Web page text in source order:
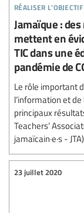
réaliser l’objectif
Jamaïque :
mettent en
TIC dans une
pandémie de
Le rôle important
l’information et
principaux
Teachers’
jamaïcain·e·s -
23 juillet 2020